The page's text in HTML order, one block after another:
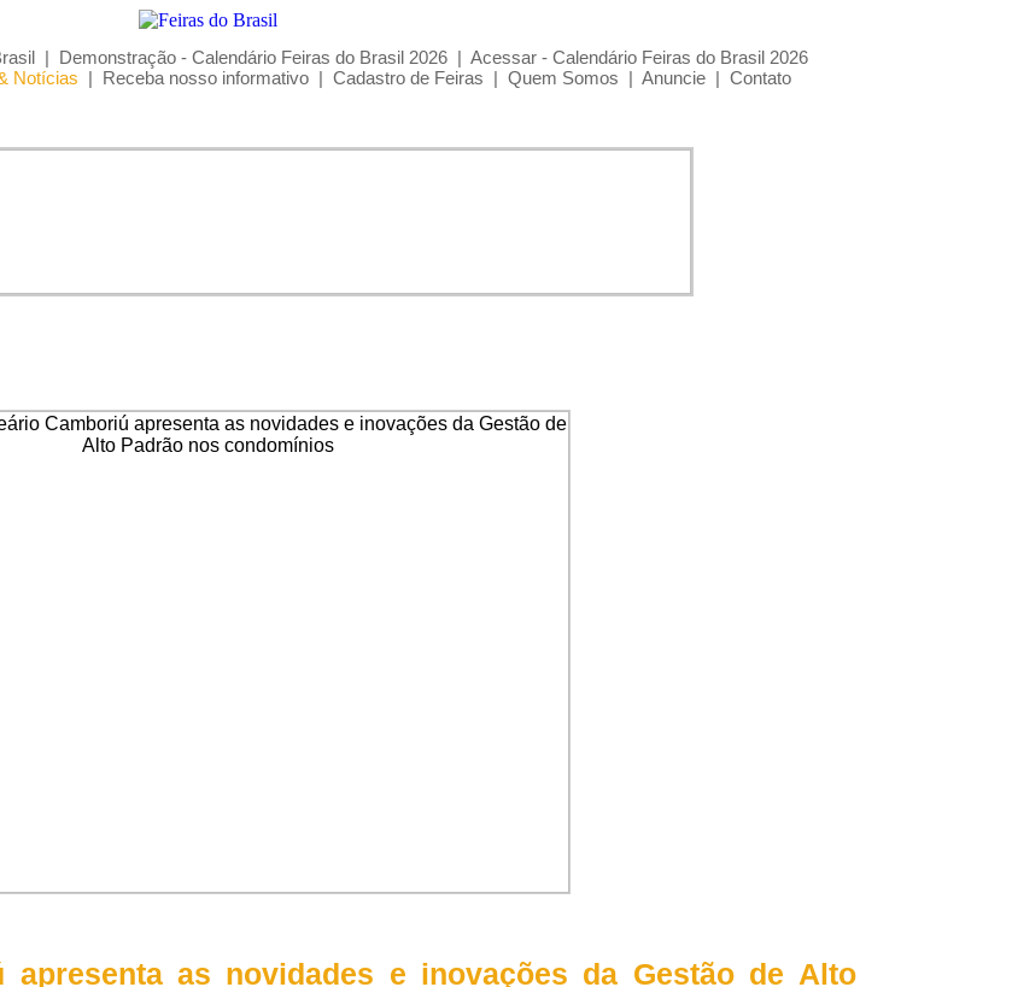
| Demonstração - Calendário Feiras do Brasil 2026 | Acessar - Calendário Feiras do Brasil 2026
Notícias | Receba nosso informativo | Cadastro de Feiras | Quem Somos | Anuncie | Contato
apresenta as novidades e inovações da Gestão de Alto